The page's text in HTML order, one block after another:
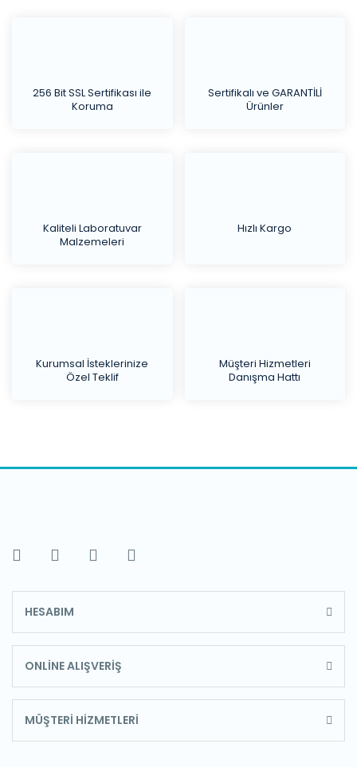
256 Bit SSL Sertifikası ile
Koruma
Sertifikalı ve GARANTİLİ
Ürünler
Kaliteli Laboratuvar
Malzemeleri
Hızlı Kargo
Kurumsal İsteklerinize
Özel Teklif
Müşteri Hizmetleri
Danışma Hattı
HESABIM
ONLİNE ALIŞVERİŞ
MÜŞTERİ HİZMETLERİ